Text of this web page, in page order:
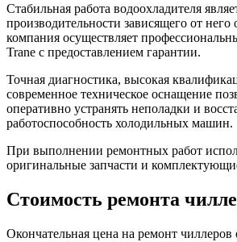
Стабильная работа водоохладителя
производительности зависящего от
компания осуществляет
Trane с предоставлением гарантии.
Точная диагностика, высокая
современное техническое оснащение
оперативно устранять неполадки и
работоспособность холодильных машин.
При выполнении ремонтных работ
оригинальные запчасти и
Стоимость ремонта
Окончательная цена на ремонт чиллеров